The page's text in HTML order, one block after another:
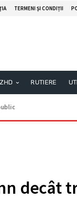
TERMENI ȘI CONDIȚII
RUTIERE
decât